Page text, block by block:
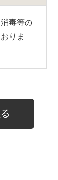
毒等の
りま